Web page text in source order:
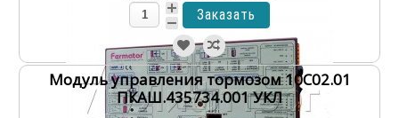
Модуль управления тормозом 10С02.01
ПКАШ.435734.001 УКЛ